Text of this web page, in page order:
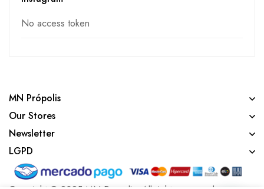
No access token
MN Própolis
Our Stores
Newsletter
LGPD